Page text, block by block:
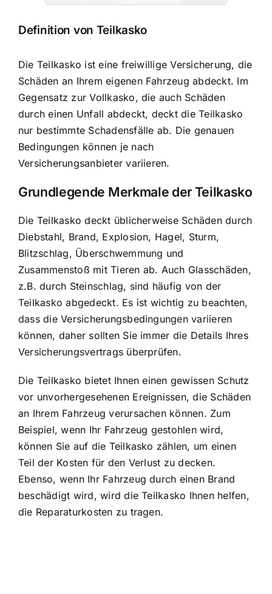
Definition von Teilkasko
Die Teilkasko ist eine freiwillige Versicherung, die
Schäden an Ihrem eigenen Fahrzeug abdeckt. Im
Gegensatz zur Vollkasko, die auch Schäden
durch einen Unfall abdeckt, deckt die Teilkasko
nur bestimmte Schadensfälle ab. Die genauen
Bedingungen können je nach
Versicherungsanbieter variieren.
Grundlegende Merkmale der Teilkasko
Die Teilkasko deckt üblicherweise Schäden durch
Diebstahl, Brand, Explosion, Hagel, Sturm,
Blitzschlag, Überschwemmung und
Zusammenstoß mit Tieren ab. Auch Glasschäden,
z.B. durch Steinschlag, sind häufig von der
Teilkasko abgedeckt. Es ist wichtig zu beachten,
dass die Versicherungsbedingungen variieren
können, daher sollten Sie immer die Details Ihres
Versicherungsvertrags überprüfen.
Die Teilkasko bietet Ihnen einen gewissen Schutz
vor unvorhergesehenen Ereignissen, die Schäden
an Ihrem Fahrzeug verursachen können. Zum
Beispiel, wenn Ihr Fahrzeug gestohlen wird,
können Sie auf die Teilkasko zählen, um einen
Teil der Kosten für den Verlust zu decken.
Ebenso, wenn Ihr Fahrzeug durch einen Brand
beschädigt wird, wird die Teilkasko Ihnen helfen,
die Reparaturkosten zu tragen.